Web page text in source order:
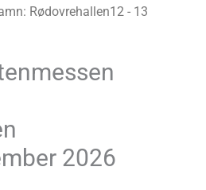
Rødovrehallen12 - 13
2026
80,00